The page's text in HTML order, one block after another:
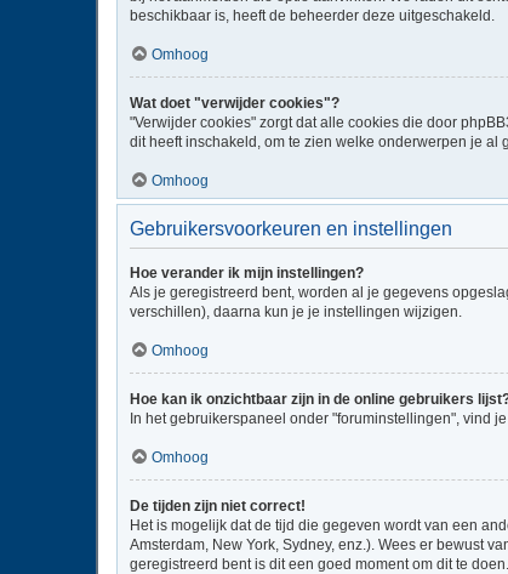
beschikbaar is, heeft de beheerder deze uitgeschakeld.
Omhoog
Wat doet "verwijder cookies"?
"Verwijder cookies" zorgt dat alle cookies die door
dit heeft inschakeld, om te zien welke onderwerpen je al
Omhoog
Gebruikersvoorkeuren en instellingen
Hoe verander ik mijn instellingen?
Als je geregistreerd bent, worden al je gegevens
verschillen), daarna kun je je instellingen wijzigen.
Omhoog
Hoe kan ik onzichtbaar zijn in de online gebruikers
In het gebruikerspaneel onder "foruminstellingen", vind
Omhoog
De tijden zijn niet correct!
Het is mogelijk dat de tijd die gegeven wordt van een
Amsterdam, New York, Sydney, enz.). Wees er bewust
geregistreerd bent is dit een goed moment om dit te doen.